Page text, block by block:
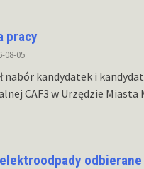
pracy
08-05
nabór kandydatek i
CAF3 w Urzędzie
odbierane